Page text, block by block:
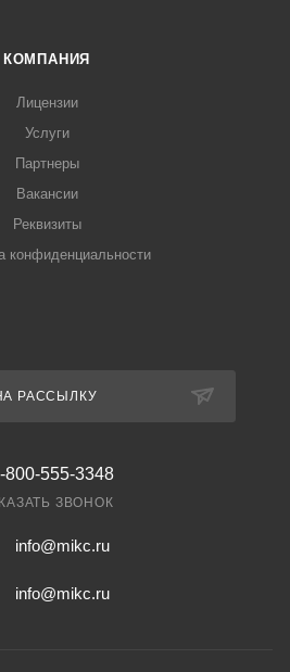
КОМПАНИЯ
Лицензии
Услуги
Партнеры
Вакансии
Реквизиты
конфиденциальности
РАССЫЛКУ
800-555-3348
ЗВОНОК
info@mikc.ru
info@mikc.ru